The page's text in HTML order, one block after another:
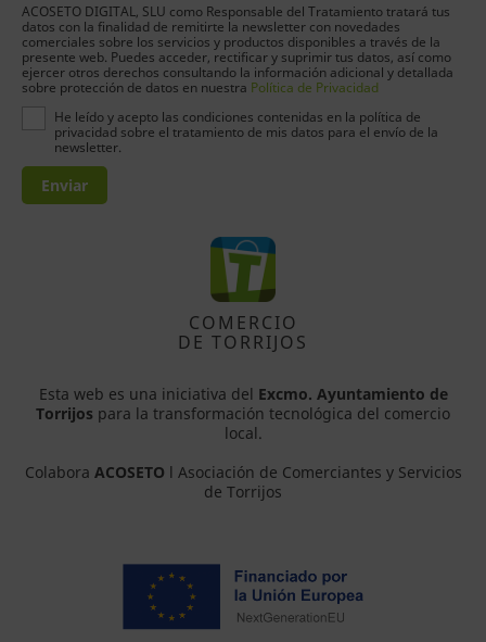
ACOSETO DIGITAL, SLU como Responsable del Tratamiento tratará tus
datos con la finalidad de remitirte la newsletter con novedades
comerciales sobre los servicios y productos disponibles a través de la
presente web. Puedes acceder, rectificar y suprimir tus datos, así como
ejercer otros derechos consultando la información adicional y detallada
sobre protección de datos en nuestra Política de Privacidad
He leído y acepto las condiciones contenidas en la política de
privacidad sobre el tratamiento de mis datos para el envío de la
newsletter.
Enviar
COMERCIO
DE TORRIJOS
Esta web es una iniciativa del Excmo. Ayuntamiento de
Torrijos para la transformación tecnológica del comercio
local.
Colabora ACOSETO l Asociación de Comerciantes y Servicios
de Torrijos